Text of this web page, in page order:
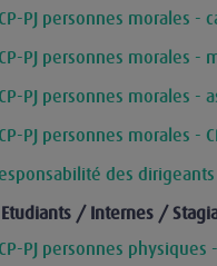
PJ personnes morales -
PJ personnes morales -
PJ personnes morales -
PJ personnes morales -
des dirigeants
/ Internes /
PJ personnes physiques